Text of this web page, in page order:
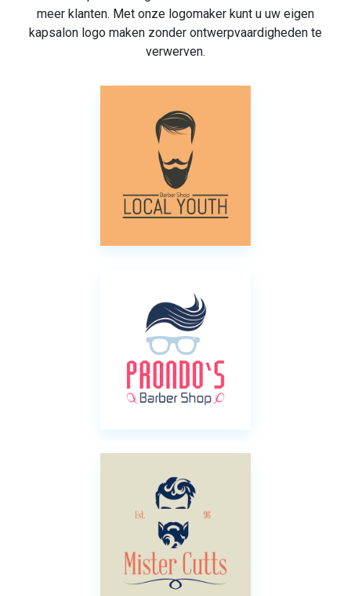
meer klanten. Met onze logomaker kunt u uw eigen
kapsalon logo maken zonder ontwerpvaardigheden te
verwerven.